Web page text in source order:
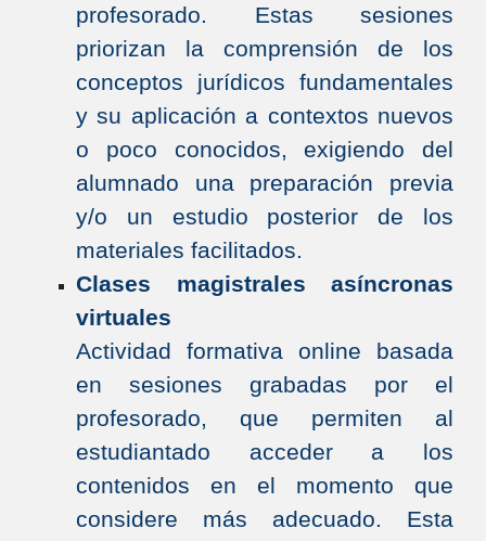
profesorado. Estas sesiones
priorizan la comprensión de los
conceptos jurídicos fundamentales
y su aplicación a contextos nuevos
o poco conocidos, exigiendo del
alumnado una preparación previa
y/o un estudio posterior de los
materiales facilitados.
Clases magistrales asíncronas
virtuales
Actividad formativa online basada
en sesiones grabadas por el
profesorado, que permiten al
estudiantado acceder a los
contenidos en el momento que
considere más adecuado. Esta